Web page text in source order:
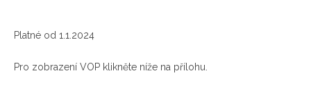
Platné od 1.1.2024
Pro zobrazení VOP klikněte níže na přílohu.